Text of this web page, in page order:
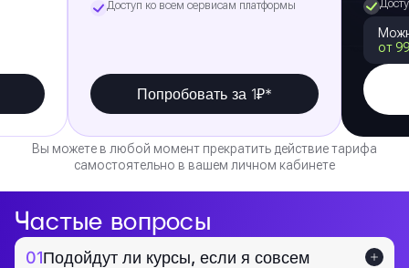
Доступ ко всем сервисам платформы
Попробовать за 1₽*
от
Вы можете в любой момент прекратить действие тарифа
самостоятельно в вашем личном кабинете
Частые вопросы
01Подойдут ли курсы, если я совсем